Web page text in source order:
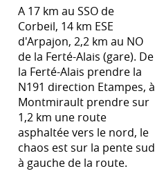
A 17 km au SSO de
Corbeil, 14 km ESE
d'Arpajon, 2,2 km au NO
de la Ferté-Alais (gare). De
la Ferté-Alais prendre la
N191 direction Etampes, à
Montmirault prendre sur
1,2 km une route
asphaltée vers le nord, le
chaos est sur la pente sud
à gauche de la route.